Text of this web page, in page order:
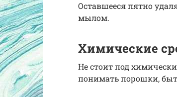
Оставшееся пятно
мылом.
Химические
Не стоит под
понимать порошки,